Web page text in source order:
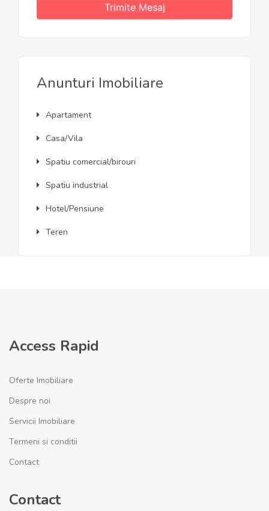
Trimite Mesaj
Anunturi Imobiliare
Apartament
Casa/Vila
Spatiu comercial/birouri
Spatiu industrial
Hotel/Pensiune
Teren
Access Rapid
Oferte Imobiliare
Despre noi
Servicii Imobiliare
Termeni si conditii
Contact
Contact